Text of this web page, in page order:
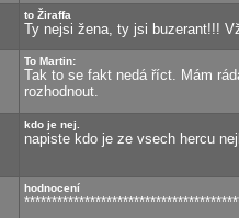
to Žiraffa
Ty nejsi žena, ty jsi buzerant!!!
To Martin:
Tak to se fakt nedá říct. Mám
rozhodnout.
kdo je nej.
napiste kdo je ze vsech hercu
hodnocení